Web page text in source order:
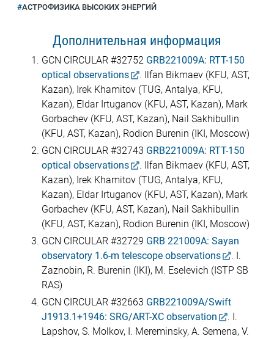
АСТРОФИЗИКА ВЫСОКИХ ЭНЕРГИЙ
Дополнительная информация
GCN CIRCULAR #32752 GRB221009A: RTT-150
optical observations
. Ilfan Bikmaev (KFU, AST,
Kazan), Irek Khamitov (TUG, Antalya, KFU,
Kazan), Eldar Irtuganov (KFU, AST, Kazan), Mark
Gorbachev (KFU, AST, Kazan), Nail Sakhibullin
(KFU, AST, Kazan), Rodion Burenin (IKI, Moscow)
GCN CIRCULAR #32743 GRB221009A: RTT-150
optical observations
. Ilfan Bikmaev (KFU, AST,
Kazan), Irek Khamitov (TUG, Antalya, KFU,
Kazan), Eldar Irtuganov (KFU, AST, Kazan), Mark
Gorbachev (KFU, AST, Kazan), Nail Sakhibullin
(KFU, AST, Kazan), Rodion Burenin (IKI, Moscow)
GCN CIRCULAR #32729 GRB 221009A: Sayan
observatory 1.6-m telescope observations
. I.
Zaznobin, R. Burenin (IKI), M. Eselevich (ISTP SB
RAS)
GCN CIRCULAR #32663 GRB221009A/Swift
J1913.1+1946: SRG/ART-XC observation
. I.
Lapshov, S. Molkov, I. Mereminsky, A. Semena, V.